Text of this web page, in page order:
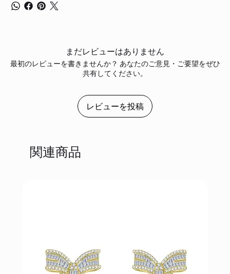
まだレビューはありません
最初のレビューを書きませんか？ あなたのご意見・ご要望をぜひ
共有してください。
レビューを投稿
関連商品